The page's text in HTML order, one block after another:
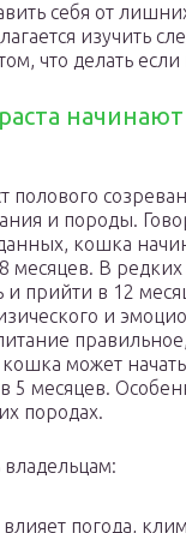
себя от
изучить
что делать
полового
и породы.
кошка
месяцев. В редких
и прийти в 12
и
может
5 месяцев.
породах.
погода,